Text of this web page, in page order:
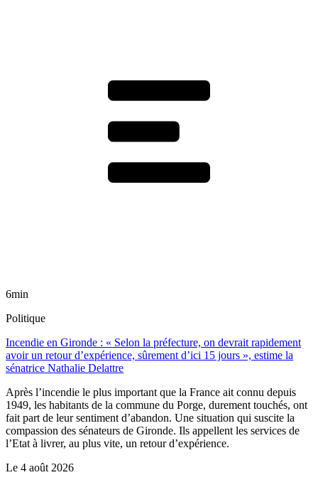
6min
Politique
Incendie en Gironde : « Selon la préfecture, on devrait rapidement
avoir un retour d’expérience, sûrement d’ici 15 jours », estime la
sénatrice Nathalie Delattre
Après l’incendie le plus important que la France ait connu depuis
1949, les habitants de la commune du Porge, durement touchés, ont
fait part de leur sentiment d’abandon. Une situation qui suscite la
compassion des sénateurs de Gironde. Ils appellent les services de
l’Etat à livrer, au plus vite, un retour d’expérience.
Le 4 août 2026